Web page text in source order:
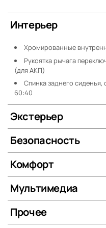
Интерьер
Хромированные
Рукоятка рычага
(для АКП)
Спинка заднего
60:40
Экстерьер
Безопасность
Комфорт
Мультимедиа
Прочее